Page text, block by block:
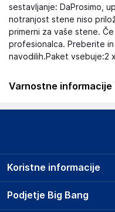
sestavljanje: DaProsimo,
notranjost stene niso
primerni za vaše stene.
profesionalca. Preberite
navodilih.Paket vsebuje:2
Varnostne informacije
Podatki o proizvajalcu
Haba Trading B.V.
The Netherlands
Podjetje Big Bang
Koristne informacije
Prodajna mesta